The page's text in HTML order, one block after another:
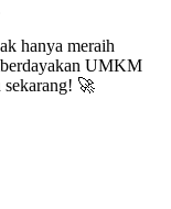
hanya meraih
UMKM
sekarang! 🚀